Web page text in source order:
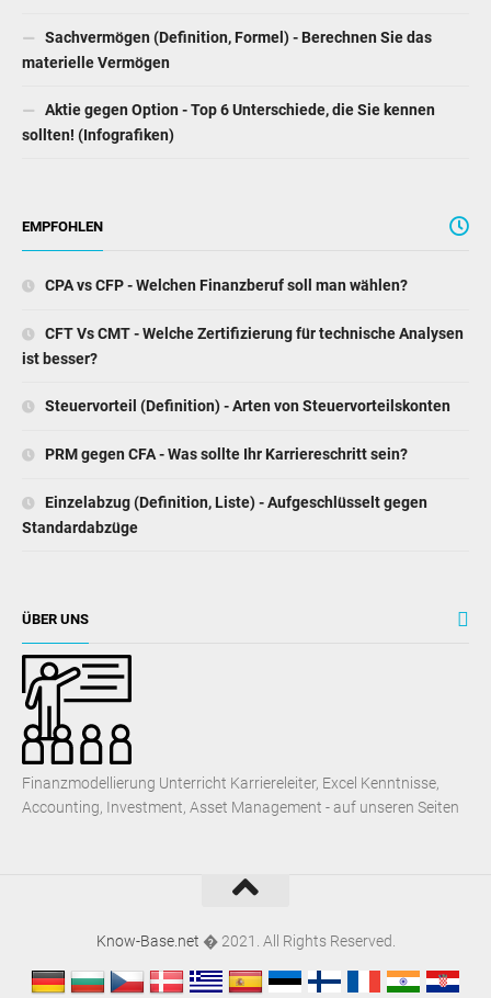
Sachvermögen (Definition, Formel) - Berechnen Sie das
materielle Vermögen
Aktie gegen Option - Top 6 Unterschiede, die Sie kennen
sollten! (Infografiken)
EMPFOHLEN
CPA vs CFP - Welchen Finanzberuf soll man wählen?
CFT Vs CMT - Welche Zertifizierung für technische Analysen
ist besser?
Steuervorteil (Definition) - Arten von Steuervorteilskonten
PRM gegen CFA - Was sollte Ihr Karriereschritt sein?
Einzelabzug (Definition, Liste) - Aufgeschlüsselt gegen
Standardabzüge
ÜBER UNS
Finanzmodellierung Unterricht Karriereleiter, Excel Kenntnisse,
Accounting, Investment, Asset Management - auf unseren Seiten
Know-Base.net � 2021. All Rights Reserved.